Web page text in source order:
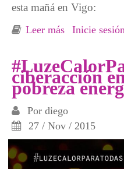
esta mañá en Vigo:
Leer más sobre
Inicie
ciberacción
pobreza
Por diego
27 / Nov / 2015